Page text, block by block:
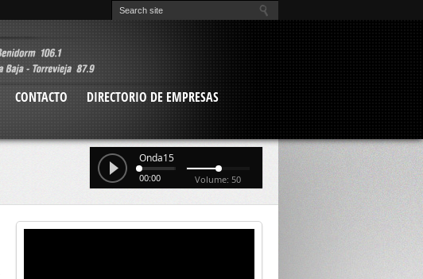
CONTACTO
DIRECTORIO DE EMPRESAS
Onda15
00:00 Volume: 50